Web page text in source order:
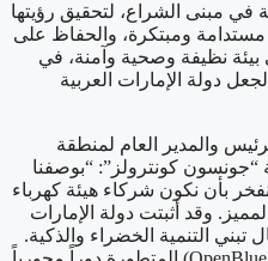
في مبنى الشراع، لتحقيق رؤيتها
ومبتكرة، والحفاظ على
نظيفة وصحية وآمنة، في
2071 الهادفة لجعل دولة الإمارات العربية
والمدير العام لمنطقة
كونترولز”: “بوصفنا
بأن نكون شركاء هيئة كهرباء
وقد أثبتت دولة الإمارات
التنمية الخضراء والذكية.